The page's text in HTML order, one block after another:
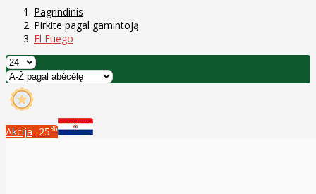
Pagrindinis
Pirkite pagal gamintoją
El Fuego
Akcija -25%